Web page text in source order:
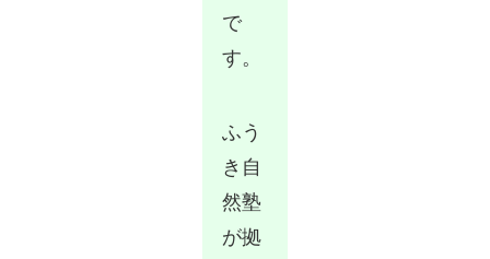
で
す。
ふう
き自
然塾
が拠